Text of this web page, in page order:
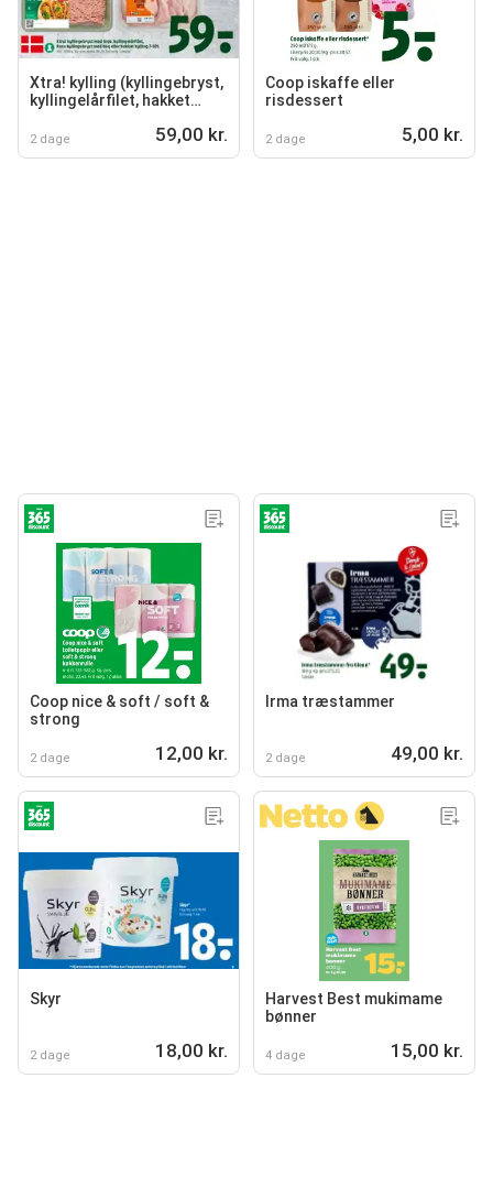
Xtra! kylling (kyllingebryst,
kyllingelårfilet, hakket
2 dage 59,00 kr.
Coop iskaffe eller
risdessert
2 dage 5,00 kr.
Coop nice & soft / soft &
strong
2 dage 12,00 kr.
Irma træstammer
2 dage 49,00 kr.
Skyr
2 dage 18,00 kr.
Harvest Best mukimame
bønner
4 dage 15,00 kr.